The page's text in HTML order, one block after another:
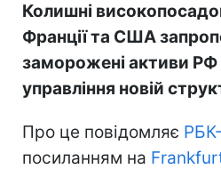
Колишні
Франції та США
заморожені активи РФ
управління новій
Про це повідомляє
посиланням на